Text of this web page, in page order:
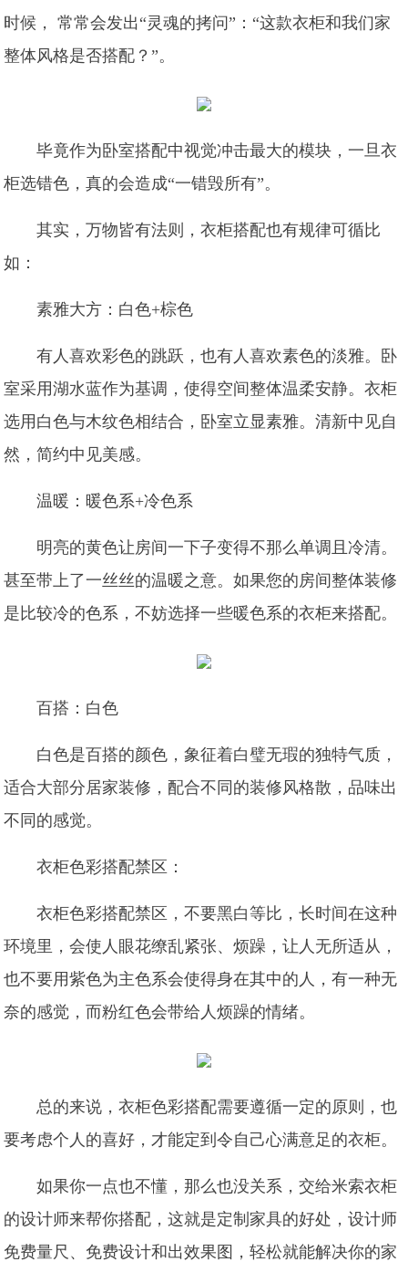
时候， 常常会发出“灵魂的拷问”：“这款衣柜和我们家
整体风格是否搭配？”。
毕竟作为卧室搭配中视觉冲击最大的模块，一旦衣
柜选错色，真的会造成“一错毁所有”。
其实，万物皆有法则，衣柜搭配也有规律可循比
如：
素雅大方：白色+棕色
有人喜欢彩色的跳跃，也有人喜欢素色的淡雅。卧
室采用湖水蓝作为基调，使得空间整体温柔安静。衣柜
选用白色与木纹色相结合，卧室立显素雅。清新中见自
然，简约中见美感。
温暖：暖色系+冷色系
明亮的黄色让房间一下子变得不那么单调且冷清。
甚至带上了一丝丝的温暖之意。如果您的房间整体装修
是比较冷的色系，不妨选择一些暖色系的衣柜来搭配。
百搭：白色
白色是百搭的颜色，象征着白璧无瑕的独特气质，
适合大部分居家装修，配合不同的装修风格散，品味出
不同的感觉。
衣柜色彩搭配禁区：
衣柜色彩搭配禁区，不要黑白等比，长时间在这种
环境里，会使人眼花缭乱紧张、烦躁，让人无所适从，
也不要用紫色为主色系会使得身在其中的人，有一种无
奈的感觉，而粉红色会带给人烦躁的情绪。
总的来说，衣柜色彩搭配需要遵循一定的原则，也
要考虑个人的喜好，才能定到令自己心满意足的衣柜。
如果你一点也不懂，那么也没关系，交给米索衣柜
的设计师来帮你搭配，这就是定制家具的好处，设计师
免费量尺、免费设计和出效果图，轻松就能解决你的家